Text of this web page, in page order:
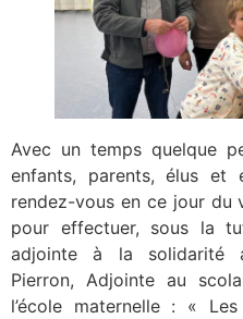
Avec un temps quelque
enfants, parents, élus et
rendez-vous en ce jour du
pour effectuer, sous la
adjointe à la solidarité
Pierron, Adjointe au
l’école maternelle : «